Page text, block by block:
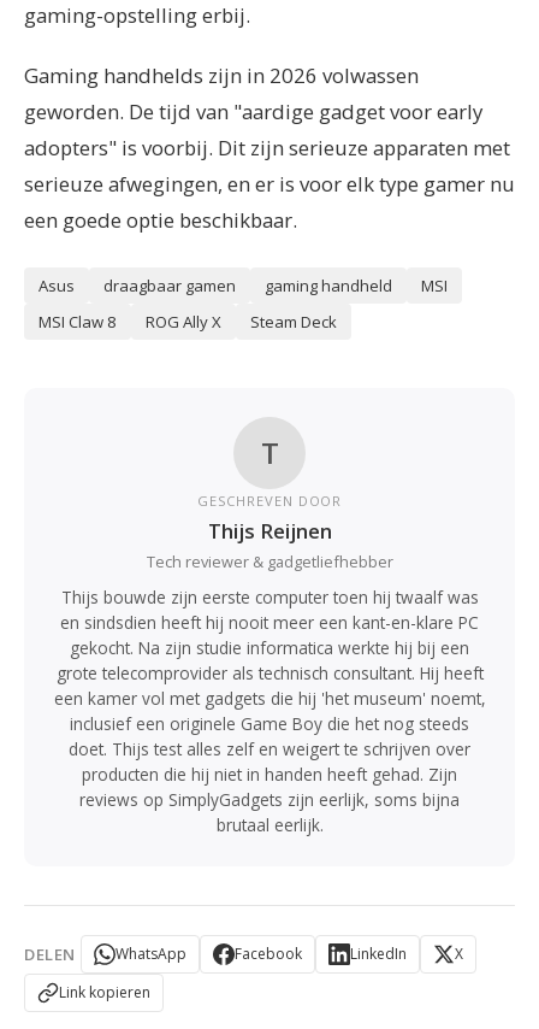
gaming-opstelling erbij.
Gaming handhelds zijn in 2026 volwassen
geworden. De tijd van "aardige gadget voor early
adopters" is voorbij. Dit zijn serieuze apparaten met
serieuze afwegingen, en er is voor elk type gamer nu
een goede optie beschikbaar.
Asus draagbaar gamen gaming handheld
MSI
MSI Claw 8
ROG Ally X Steam Deck
T
GESCHREVEN DOOR
Thijs Reijnen
Tech reviewer & gadgetliefhebber
Thijs bouwde zijn eerste computer toen hij twaalf was
en sindsdien heeft hij nooit meer een kant-en-klare PC
gekocht. Na zijn studie informatica werkte hij bij een
grote telecomprovider als technisch consultant. Hij heeft
een kamer vol met gadgets die hij 'het museum' noemt,
inclusief een originele Game Boy die het nog steeds
doet. Thijs test alles zelf en weigert te schrijven over
producten die hij niet in handen heeft gehad. Zijn
reviews op SimplyGadgets zijn eerlijk, soms bijna
brutaal eerlijk.
DELEN WhatsApp Facebook LinkedIn
X
Link kopieren